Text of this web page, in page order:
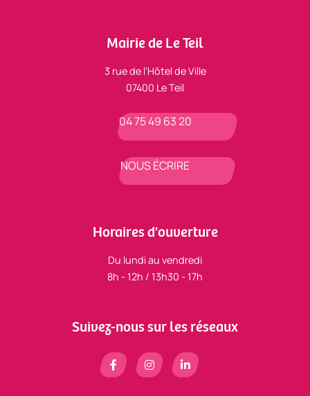
Mairie de Le Teil
3 rue de l’Hôtel de Ville
07400 Le Teil
04 75 49 63 20
NOUS ÉCRIRE
Horaires d'ouverture
Du lundi au vendredi
8h - 12h / 13h30 - 17h
Suivez-nous sur les réseaux